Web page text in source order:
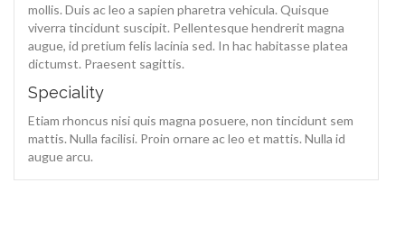
mollis. Duis ac leo a sapien pharetra vehicula. Quisque
viverra tincidunt suscipit. Pellentesque hendrerit magna
augue, id pretium felis lacinia sed. In hac habitasse platea
dictumst. Praesent sagittis.
Speciality
Etiam rhoncus nisi quis magna posuere, non tincidunt sem
mattis. Nulla facilisi. Proin ornare ac leo et mattis. Nulla id
augue arcu.